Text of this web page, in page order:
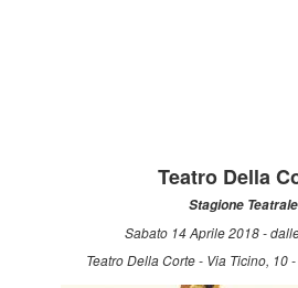
Teatro Della
Stagione Teatrale
Sabato 14 Aprile 2018 -
Teatro Della Corte - Via Ticino, 10